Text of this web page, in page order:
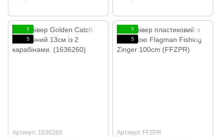
5
5
Артикул: 1636260
5
5
Артикул: FFZPR